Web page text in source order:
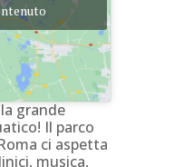
grande
Il parco
ci aspetta
musica,